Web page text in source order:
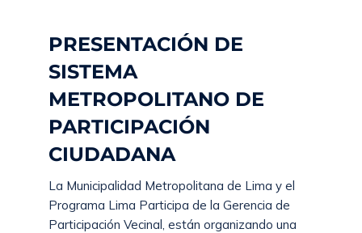
PRESENTACIÓN DE
SISTEMA
METROPOLITANO DE
PARTICIPACIÓN
CIUDADANA
La Municipalidad Metropolitana de Lima y el
Programa Lima Participa de la Gerencia de
Participación Vecinal, están organizando una